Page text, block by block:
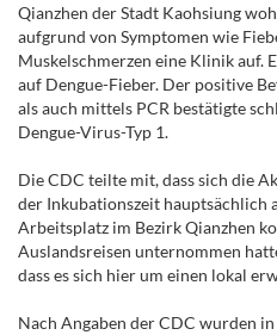
Qianzhen der Stadt Kaohsiung
aufgrund von Symptomen wie
Muskelschmerzen eine Klinik auf.
auf Dengue-Fieber. Der positive
als auch mittels PCR bestätigte
Dengue-Virus-Typ 1.
Die CDC teilte mit, dass sich die
der Inkubationszeit hauptsächlich
Arbeitsplatz im Bezirk Qianzhen
Auslandsreisen unternommen
dass es sich hier um einen lokal
Nach Angaben der CDC wurden